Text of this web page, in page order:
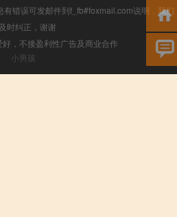
错误可发邮件到f_fb#foxmail.com说明，我们
时纠正，谢谢
，不接盈利性广告及商业合作
小男孩